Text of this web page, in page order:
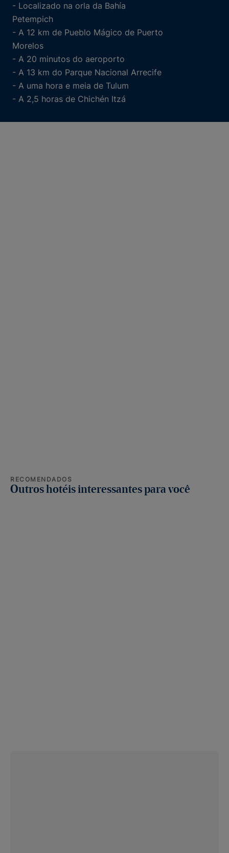
- Localizado na orla da Bahía
Petempich
- A 12 km de Pueblo Mágico de Puerto
Morelos
- A 20 minutos do aeroporto
- A 13 km do Parque Nacional Arrecife
- A uma hora e meia de Tulum
- A 2,5 horas de Chichén Itzá
RECOMENDADOS
Outros hotéis interessantes para você